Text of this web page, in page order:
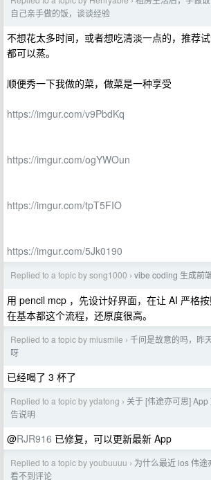
自己亲手做的饭，谈谈经验
不想花太多时间，或者想吃清淡一点的，推荐
都可以蒸。
顺便秀一下我做的菜，做菜是一种享受
https://imgur.com/v9PbdKq
https://imgur.com/ogYWOun
https://imgur.com/tpT5FIO
https://imgur.com/5Jk0190
Replied to a topic by song1000 › vibe coding 生成前
用 pencil mcp ，先设计好界面，在让 AI 严格
在基本都这个流程，还原度很高。
Replied to a topic by miusmile › 千问是故意的吗，昨
呀
已经喝了 3 杯了
Replied to a topic by ydatong › 关于 [伟途亦可思] App
告说明
@RJR916 已修复，可以更新最新 App
Replied to a topic by youbuuuu › 为什么最近 ios 伟途
看不到评论